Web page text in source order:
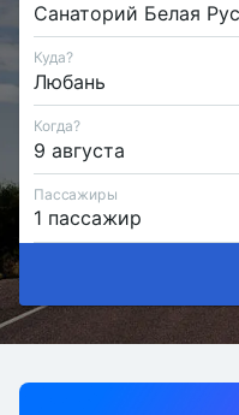
Куда?
Когда?
Пассажиры